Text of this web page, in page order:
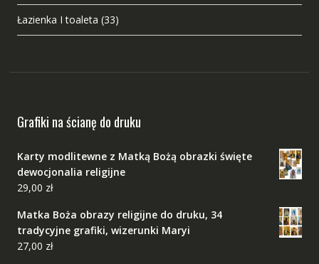
Łazienka I toaleta (33)
Grafiki na ścianę do druku
Karty modlitewne z Matką Bożą obrazki święte
dewocjonalia religijne
29,00 zł
Matka Boża obrazy religijne do druku, 34
tradycyjne grafiki, wizerunki Maryi
27,00 zł